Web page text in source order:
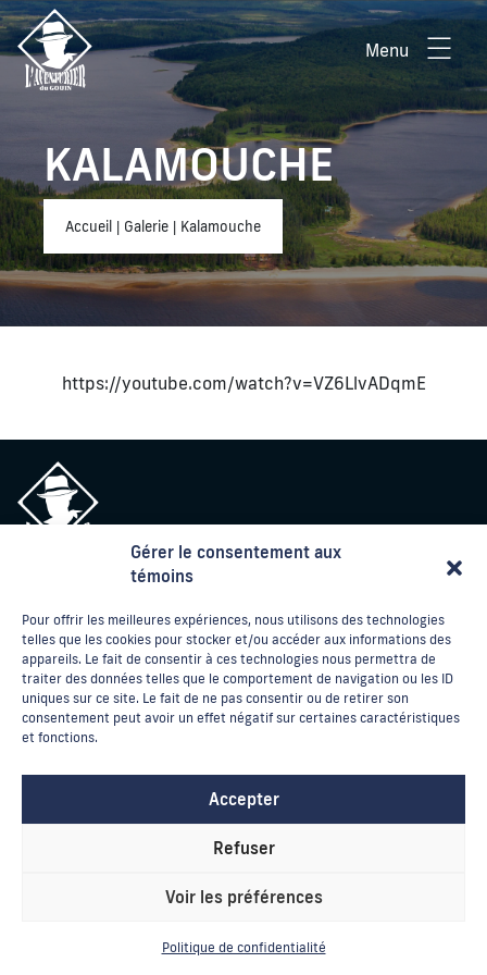
Gérer le consentement aux
témoins
Pour offrir les meilleures expériences, nous utilisons des technologies
telles que les cookies pour stocker et/ou accéder aux informations des
appareils. Le fait de consentir à ces technologies nous permettra de
traiter des données telles que le comportement de navigation ou les ID
uniques sur ce site. Le fait de ne pas consentir ou de retirer son
consentement peut avoir un effet négatif sur certaines caractéristiques
et fonctions.
Accepter
Refuser
Voir les préférences
Politique de confidentialité
Menu
KALAMOUCHE
Accueil | Galerie | Kalamouche
https://youtube.com/watch?v=VZ6LlvADqmE
Sans frais : 1-888-852-0225
Courriel: info@laventurier.ca
Politiques de réservation / annulation
Contact
EN
2026 © L'Aventurier du Gouin | Tous droits réservés Conception